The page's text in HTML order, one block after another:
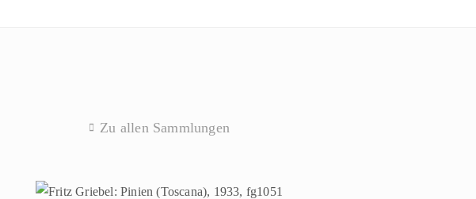
Zu allen Sammlungen